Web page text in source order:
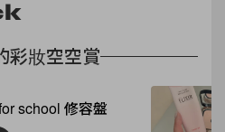
彩妝空空賞
school 修容盤